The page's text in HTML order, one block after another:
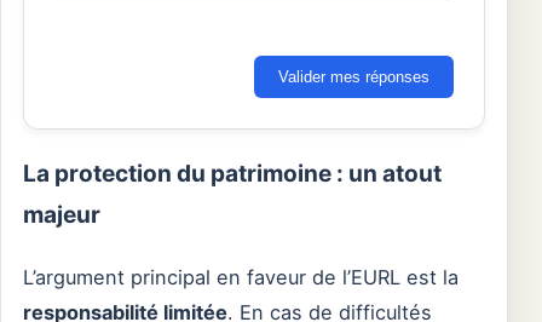
Valider mes réponses
La protection du patrimoine : un atout
majeur
L’argument principal en faveur de l’EURL est la
responsabilité limitée. En cas de difficultés